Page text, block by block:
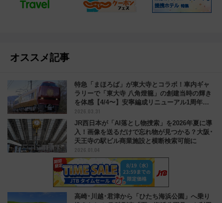
オススメ記事
特急「まほろば」が東大寺とコラボ！車内ギャ
ラリーで「東大寺 八角燈籠」の創建当時の輝き
を体感【4/4〜】安寧編成リニューアル1周年の
特別展示
2026.03.31
JR西日本が「AI落とし物捜索」を2026年夏に導
入！画像を送るだけで忘れ物が見つかる？大阪･
天王寺の駅ビル商業施設と横断検索可能に
2026.01.04
高崎･川越･君津から「ひたち海浜公園」へ乗り